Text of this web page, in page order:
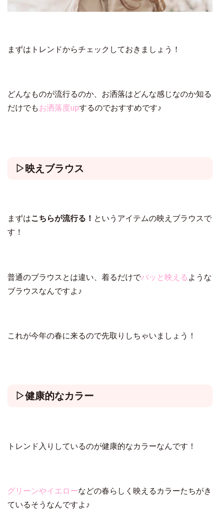
まずはトレンドからチェックしておきましょう！
どんなものが流行るのか、お洒落はどんな感じなのか知る
だけでも お洒落度upするのでおすすめです♪
▷映えブラウス
まずはこちらが流行る！ というアイテムの映えブラウスで
す！
普通のブラウスとは違い、着るだけでパッと映える ような
ブラウスなんですよ♪
これが今年の春に来るので先取りしちゃいましょう！
▷健康的なカラー
トレンド入りしているのが健康的なカラーなんです！
グリーンやイエローなどの春らしく映えるカラーたちがき
ているそうなんですよ♪